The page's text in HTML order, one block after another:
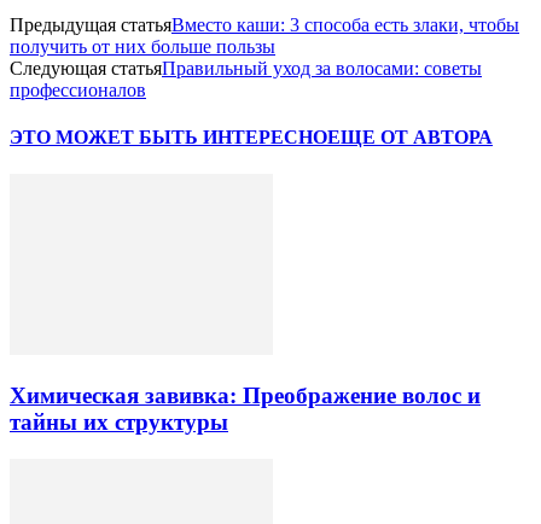
Предыдущая статьяВместо каши: 3 способа есть злаки, чтобы
получить от них больше пользы
Следующая статьяПравильный уход за волосами: советы
профессионалов
ЭТО МОЖЕТ БЫТЬ ИНТЕРЕСНОЕЩЕ ОТ АВТОРА
Химическая завивка: Преображение волос и
тайны их структуры